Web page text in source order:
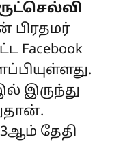
பிரதமர்
Facebook
இருந்து
தேதி